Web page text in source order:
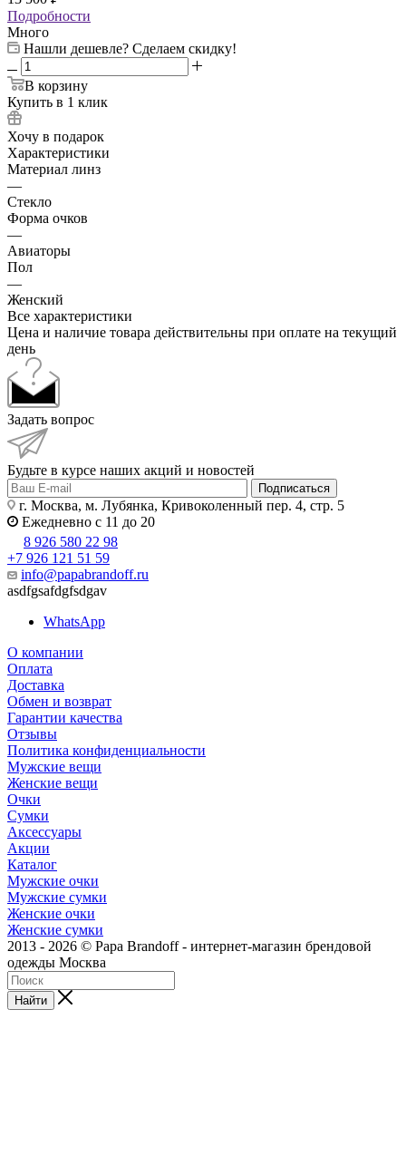
Подробности
Много
Нашли дешевле? Сделаем скидку!
В корзину
Купить в 1 клик
Хочу в подарок
Характеристики
Материал линз
—
Стекло
Форма очков
—
Авиаторы
Пол
—
Женский
Все характеристики
Цена и наличие товара действительны при оплате на текущий
день
Задать вопрос
Будьте в курсе наших акций и новостей
Подписаться
г. Москва, м. Лубянка, Кривоколенный пер. 4, стр. 5
Ежедневно с 11 до 20
8 926 580 22 98
+7 926 121 51 59
info@papabrandoff.ru
asdfgsafdgfsdgav
WhatsApp
О компании
Оплата
Доставка
Обмен и возврат
Гарантии качества
Отзывы
Политика конфиденциальности
Мужские вещи
Женские вещи
Очки
Сумки
Аксессуары
Акции
Каталог
Мужские очки
Мужские сумки
Женские очки
Женские сумки
2013 - 2026 © Papa Brandoff - интернет-магазин брендовой
одежды Москва
Найти